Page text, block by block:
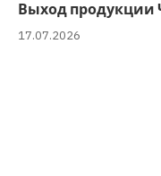
Выход продукции
17.07.2026